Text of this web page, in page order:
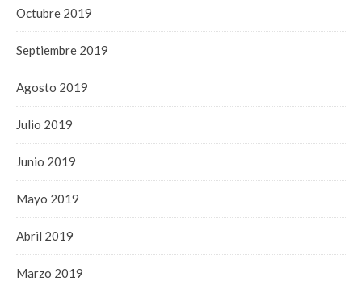
Octubre 2019
Septiembre 2019
Agosto 2019
Julio 2019
Junio 2019
Mayo 2019
Abril 2019
Marzo 2019